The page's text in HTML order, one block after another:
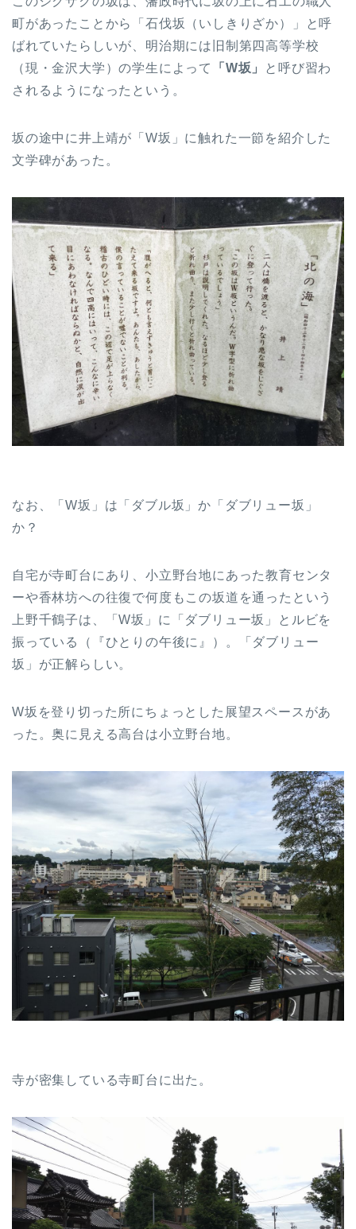
町があったことから「石伐坂（いしきりざか）」と呼
ばれていたらしいが、明治期には旧制第四高等学校
（現・金沢大学）の学生によって
「W坂」
と呼び習わ
されるようになったという。
坂の途中に井上靖が「W坂」に触れた一節を紹介した
文学碑があった。
なお、「W坂」は「ダブル坂」か「ダブリュー坂」
か？
自宅が寺町台にあり、小立野台地にあった教育センタ
ーや香林坊への往復で何度もこの坂道を通ったという
上野千鶴子は、「W坂」に「ダブリュー坂」とルビを
振っている（『ひとりの午後に』）。「ダブリュー
坂」が正解らしい。
W坂を登り切った所にちょっとした展望スペースがあ
った。奥に見える高台は小立野台地。
寺が密集している寺町台に出た。